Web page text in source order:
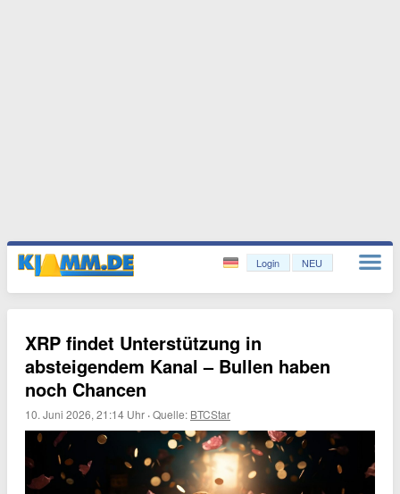
Login NEU
XRP findet Unterstützung in
absteigendem Kanal – Bullen haben
noch Chancen
10. Juni 2026, 21:14 Uhr ·Quelle: BTCStar